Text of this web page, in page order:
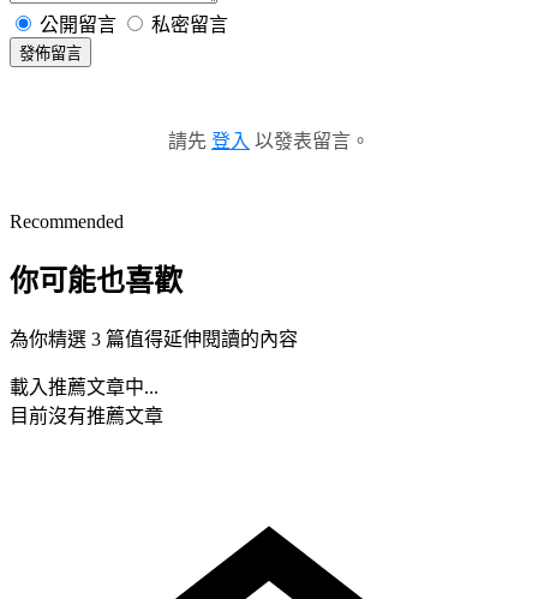
公開留言 私密留言
發佈留言
請先 登入 以發表留言。
Recommended
你可能也喜歡
為你精選 3 篇值得延伸閱讀的內容
載入推薦文章中...
目前沒有推薦文章